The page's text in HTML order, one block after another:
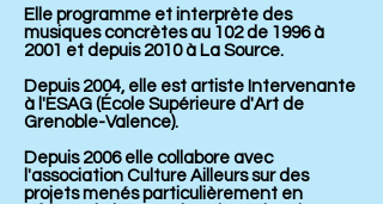
Elle programme et interprète des
musiques concrètes au 102 de 1996 à
2001 et depuis 2010 à La Source.
Depuis 2004, elle est artiste Intervenante
à l'ESAG (École Supérieure d'Art de
Grenoble-Valence).
Depuis 2006 elle collabore avec
l'association Culture Ailleurs sur des
projets menés particulièrement en